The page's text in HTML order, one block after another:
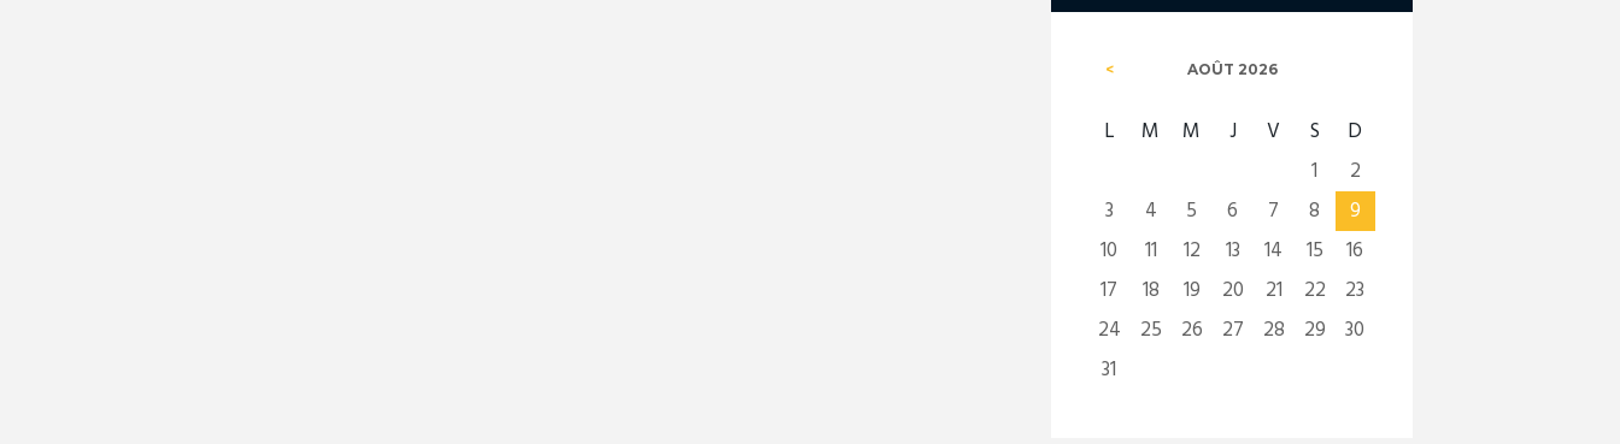
AOÛT 2026
L M M J V S
D
1
2
3
4 5 6 7 8
9
10
11 12 13 14 15
16
17
18 19 20 21 22
23
24
25 26 27 28 29
30
31